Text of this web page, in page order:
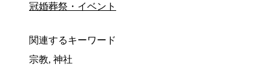
冠婚葬祭・イベント
関連するキーワード
宗教, 神社